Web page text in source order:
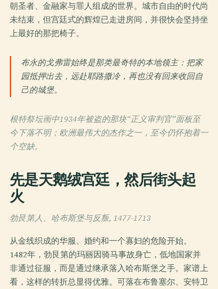
朝圣者、金融家与罪人组成的世界。城市自由的时代尚
未结束，但宫廷式的辉煌已走进房间，并很快会坚持坐
上最好的那把椅子。
布永的戈弗雷始终是那类最奇特的本地领主：把家
园抵押出去，远赴耶路撒冷，再也没有回来收回自
己的城堡。
根特祭坛画中1934年被盗的那块“正义审判官”面板至
今下落不明；欧洲最伟大的杰作之一，至今仍怀抱着一
个空缺。
先是天鹅绒宫廷，然后街头起
火
勃艮第人、哈布斯堡与反叛, 1477-1713
从金线织成的华服、婚约和一个寡妇的危险开始。
1482年，勃艮第的玛丽因骑马事故身亡，低地国家并
非通过征服，而是通过继承落入哈布斯堡之手。家谱上
看，这样的转折总显得优雅。可落在布鲁塞尔、安特卫